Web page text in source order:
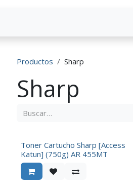
Productos Sharp
Sharp
Toner Cartucho Sharp [Access
Katun] (750g) AR 455MT